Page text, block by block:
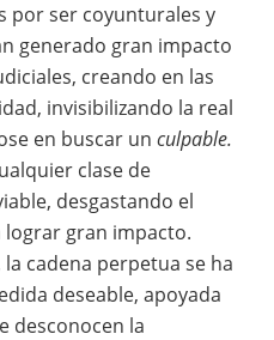
por ser coyunturales y
generado gran impacto
creando en las
invisibilizando la real
en buscar un culpable.
clase de
desgastando el
gran impacto.
cadena perpetua se ha
deseable, apoyada
desconocen la